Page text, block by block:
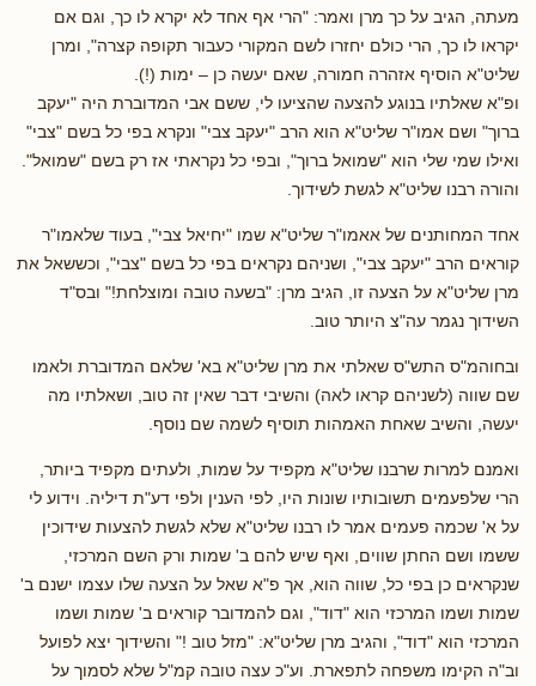
מעתה, הגיב על כך מרן ואמר: "הרי אף אחד לא יקרא לו כך, וגם אם
יקראו לו כך, הרי כולם יחזרו לשם המקורי כעבור תקופה קצרה", ומרן
שליט"א הוסיף אזהרה חמורה, שאם יעשה כן – ימות (!).
ופ"א שאלתיו בנוגע להצעה שהציעו לי, ששם אבי המדוברת היה "יעקב
ברוך" ושם אמו"ר שליט"א הוא הרב "יעקב צבי" ונקרא בפי כל בשם "צבי"
ואילו שמי שלי הוא "שמואל ברוך", ובפי כל נקראתי אז רק בשם "שמואל".
והורה רבנו שליט"א לגשת לשידוך.
אחד המחותנים של אאמו"ר שליט"א שמו "יחיאל צבי", בעוד שלאמו"ר
קוראים הרב "יעקב צבי", ושניהם נקראים בפי כל בשם "צבי", וכששאל את
מרן שליט"א על הצעה זו, הגיב מרן: "בשעה טובה ומוצלחת!" ובס"ד
השידוך נגמר עה"צ היותר טוב.
ובחוהמ"ס התש"ס שאלתי את מרן שליט"א בא' שלאם המדוברת ולאמו
שם שווה (לשניהם קראו לאה) והשיבי דבר שאין זה טוב, ושאלתיו מה
יעשה, והשיב שאחת האמהות תוסיף לשמה שם נוסף.
ואמנם למרות שרבנו שליט"א מקפיד על שמות, ולעתים מקפיד ביותר,
הרי שלפעמים תשובותיו שונות היו, לפי הענין ולפי דע"ת דיליה. וידוע לי
על א' שכמה פעמים אמר לו רבנו שליט"א שלא לגשת להצעות שידוכין
ששמו ושם החתן שווים, ואף שיש להם ב' שמות ורק השם המרכזי,
שנקראים כן בפי כל, שווה הוא, אך פ"א שאל על הצעה שלו עצמו ישנם ב'
שמות ושמו המרכזי הוא "דוד", וגם להמדובר קוראים ב' שמות ושמו
המרכזי הוא "דוד", והגיב מרן שליט"א: "מזל טוב !" והשידוך יצא לפועל
וב"ה הקימו משפחה לתפארת. וע"כ עצה טובה קמ"ל שלא לסמוך על